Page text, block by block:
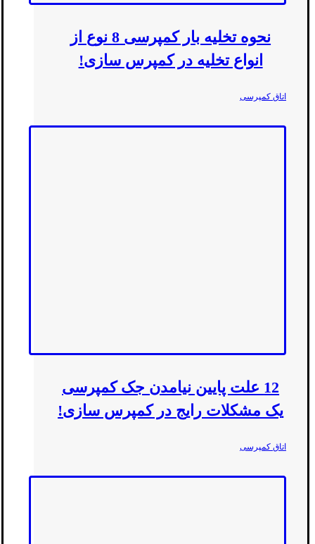
نحوه تخلیه بار کمپرسی 8 نوع از
انواع تخلیه در کمپرس سازی!
اتاق کمپرسی
12 علت پایین نیامدن جک کمپرسی
یک مشکلات رایج در کمپرس سازی!
اتاق کمپرسی